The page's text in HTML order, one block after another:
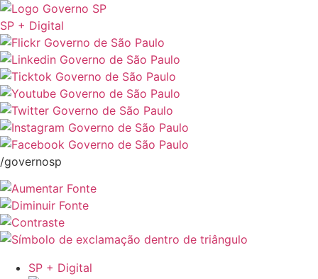
SP + Digital
/governosp
SP + Digital